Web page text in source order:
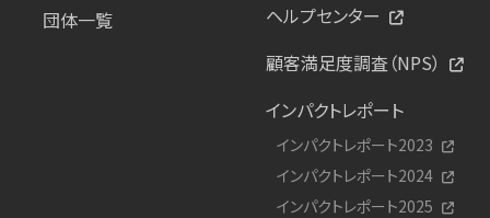
団体一覧
ヘルプセンター
顧客満足度調査（NPS）
インパクトレポート
インパクトレポート2023
インパクトレポート2024
インパクトレポート2025